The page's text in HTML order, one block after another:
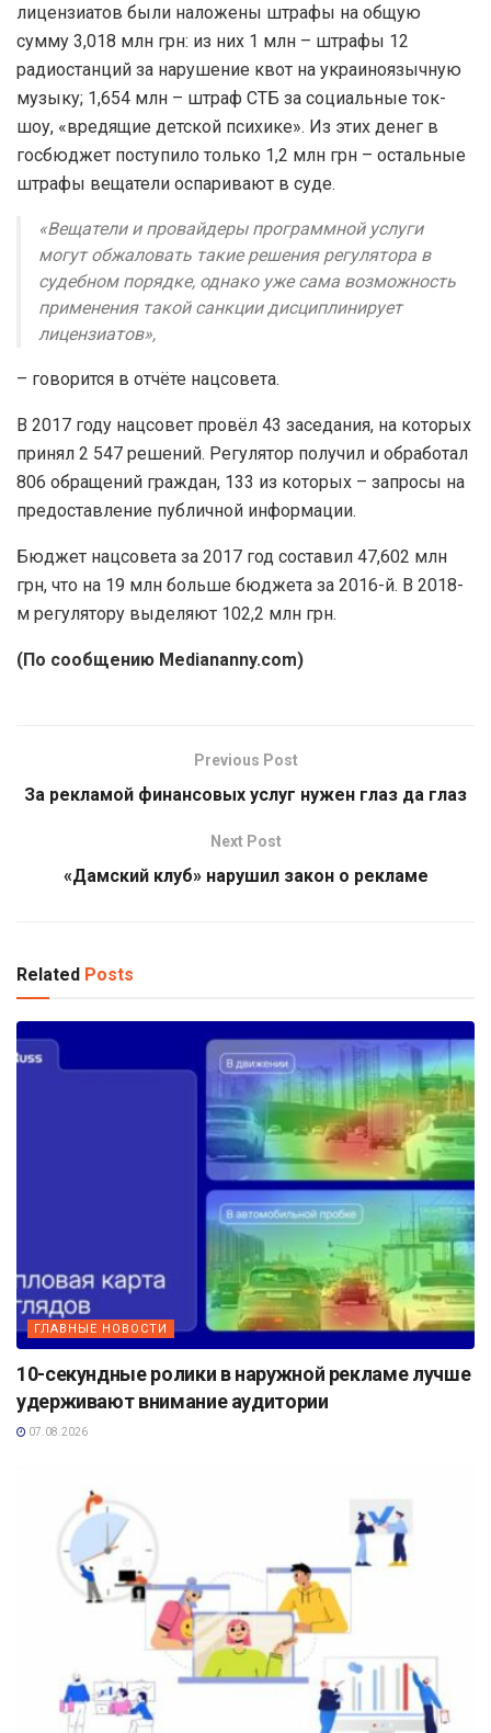
лицензиатов были наложены штрафы на общую
сумму 3,018 млн грн: из них 1 млн – штрафы 12
радиостанций за нарушение квот на украиноязычную
музыку; 1,654 млн – штраф СТБ за социальные ток-
шоу, «вредящие детской психике». Из этих денег в
госбюджет поступило только 1,2 млн грн – остальные
штрафы вещатели оспаривают в суде.
«Вещатели и провайдеры программной услуги
могут обжаловать такие решения регулятора в
судебном порядке, однако уже сама возможность
применения такой санкции дисциплинирует
лицензиатов»,
– говорится в отчёте нацсовета.
В 2017 году нацсовет провёл 43 заседания, на которых
принял 2 547 решений. Регулятор получил и обработал
806 обращений граждан, 133 из которых – запросы на
предоставление публичной информации.
Бюджет нацсовета за 2017 год составил 47,602 млн
грн, что на 19 млн больше бюджета за 2016-й. В 2018-
м регулятору выделяют 102,2 млн грн.
(По сообщению Mediananny.com)
Previous Post
За рекламой финансовых услуг нужен глаз да глаз
Next Post
«Дамский клуб» нарушил закон о рекламе
Related Posts
ГЛАВНЫЕ НОВОСТИ
10-секундные ролики в наружной рекламе лучше
удерживают внимание аудитории
07.08.2026